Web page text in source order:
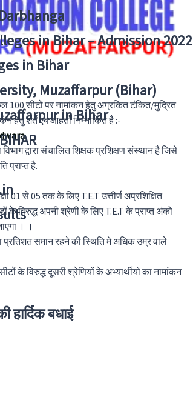
in Bihar – Admission 2022
in Bihar
Muzaffarpur (Bihar)
in Bihar
बधाई
सीटों पर नामांकन हेतु अग्रकित टंकित/मुद्रित
हेतु शर्ते एबं आहर्ता निम्नांकित है :-
द्वारा संचालित शिक्षक प्रशिक्षण संस्थान है जिसे
प्राप्त है.
01 से 05 तक के लिए T.E.T उत्तीर्ण अप्रशिक्षित
के विरुद्ध अपनी श्रेणी के लिए T.E.T के प्राप्त अंको
। ।
प्रतिशत समान रहने की स्थिति मे अधिक उम्र वाले
के विरुद्ध दूसरी श्रेणियों के अभ्यार्थीयो का नामांकन